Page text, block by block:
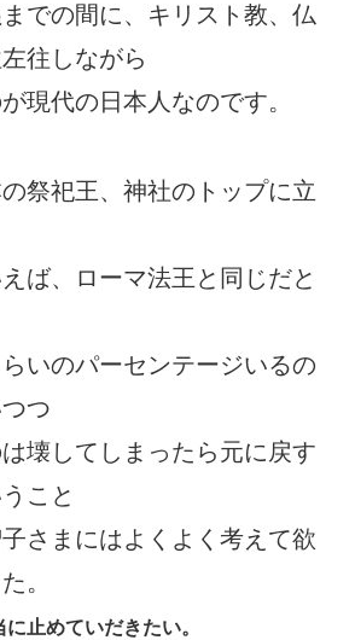
での間に、キリスト教、仏
往しながら
現代の日本人なのです。
祭祀王、神社のトップに立
ば、ローマ法王と同じだと
いのパーセンテージいるの
つ
壊してしまったら元に戻す
こと
さまにはよくよく考えて欲
。
止めていだきたい。